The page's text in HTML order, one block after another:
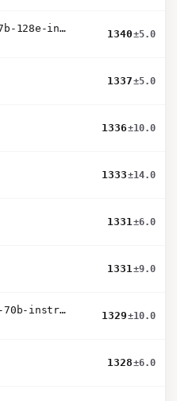
llama-4-maverick-17b-128e-instruct
1340±5.0
1337±5.0
1336±10.0
1333±14.0
1331±6.0
1331±9.0
llama-3.1-nemotron-70b-instruct
1329±10.0
1328±6.0